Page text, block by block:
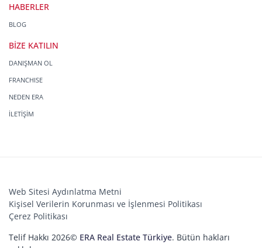
HABERLER
BLOG
BİZE KATILIN
DANIŞMAN OL
FRANCHISE
NEDEN ERA
İLETİŞİM
Web Sitesi Aydınlatma Metni
Kişisel Verilerin Korunması ve İşlenmesi Politikası
Çerez Politikası
Telif Hakkı 2026© ERA Real Estate Türkiye. Bütün hakları